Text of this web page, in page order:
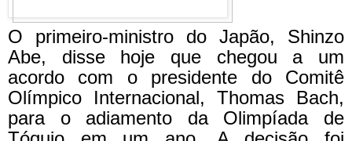
O primeiro-ministro do Japão, Shinzo
Abe, disse hoje que chegou a um
acordo com o presidente do Comitê
Olímpico Internacional, Thomas Bach,
para o adiamento da Olimpíada de